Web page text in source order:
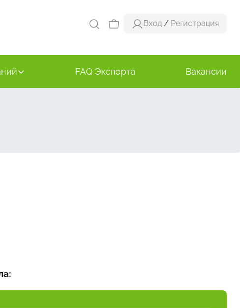
Вход / Регистрация
FAQ Экспорта Вакансии